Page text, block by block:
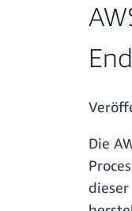
Die
dieser